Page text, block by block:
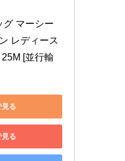
グ マーシー
レディース
[並行輸
る
る